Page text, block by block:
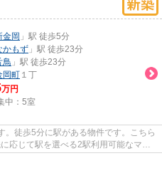
金岡 」駅 徒歩5分
かもず 」駅 徒歩23分
鳥 」駅 徒歩23分
岡町 １丁
万円
中： 5室
徒歩5分に駅がある物件です。こちら
応じて駅を選べる2駅利用可能なマン